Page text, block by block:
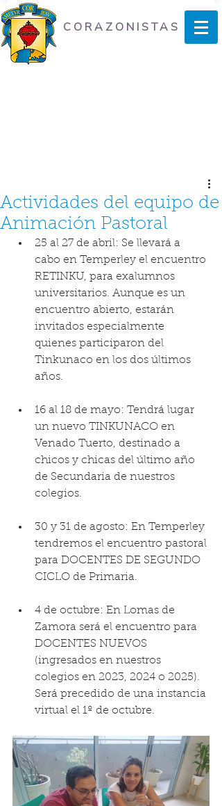
CORAZONISTAS
Actividades del equipo de
Animación Pastoral
25 al 27 de abril: Se llevará a
cabo en Temperley el encuentro
RETINKU, para exalumnos
universitarios. Aunque es un
encuentro abierto, estarán
invitados especialmente
quienes participaron del
Tinkunaco en los dos últimos
años.
16 al 18 de mayo: Tendrá lugar
un nuevo TINKUNACO en
Venado Tuerto, destinado a
chicos y chicas del último año
de Secundaria de nuestros
colegios.
30 y 31 de agosto: En Temperley
tendremos el encuentro pastoral
para DOCENTES DE SEGUNDO
CICLO de Primaria.
4 de octubre: En Lomas de
Zamora será el encuentro para
DOCENTES NUEVOS
(ingresados en nuestros
colegios en 2023, 2024 o 2025).
Será precedido de una instancia
virtual el 1º de octubre.